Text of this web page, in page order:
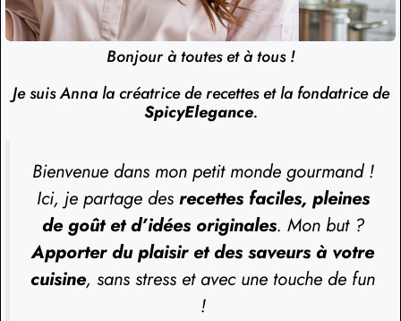
Bonjour à toutes et à tous !
Je suis Anna la créatrice de recettes et la fondatrice de
SpicyElegance.
Bienvenue dans mon petit monde gourmand !
Ici, je partage des recettes faciles, pleines
de goût et d’idées originales. Mon but ?
Apporter du plaisir et des saveurs à votre
cuisine, sans stress et avec une touche de fun
!